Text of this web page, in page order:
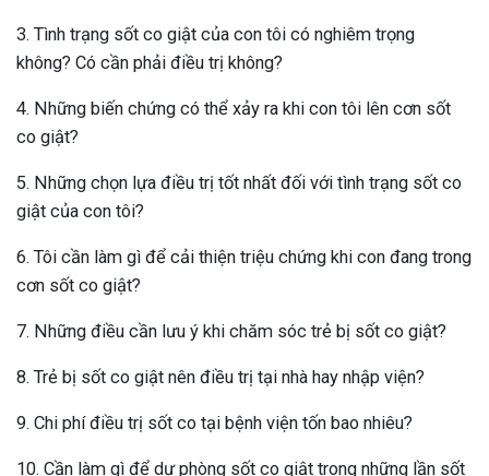
3. Tình trạng sốt co giật của con tôi có nghiêm trọng
không? Có cần phải điều trị không?
4. Những biến chứng có thể xảy ra khi con tôi lên cơn sốt
co giật?
5. Những chọn lựa điều trị tốt nhất đối với tình trạng sốt co
giật của con tôi?
6. Tôi cần làm gì để cải thiện triệu chứng khi con đang trong
cơn sốt co giật?
7. Những điều cần lưu ý khi chăm sóc trẻ bị sốt co giật?
8. Trẻ bị sốt co giật nên điều trị tại nhà hay nhập viện?
9. Chi phí điều trị sốt co tại bệnh viện tốn bao nhiêu?
10. Cần làm gì để dự phòng sốt co giật trong những lần sốt